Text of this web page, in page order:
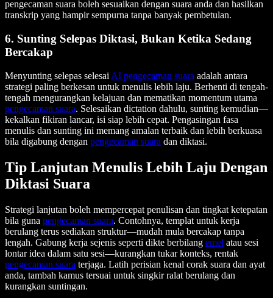
pengecaman suara boleh sesuaikan dengan suara anda dan hasilkan
transkrip yang hampir sempurna tanpa banyak pembetulan.
6. Sunting Selepas Diktasi, Bukan Ketika Sedang
Bercakap
Menyunting selepas selesai AI pengecaman suara adalah antara
strategi paling berkesan untuk menulis lebih laju. Berhenti di tengah-
tengah mengurangkan kelajuan dan mematikan momentum utama
pengecaman suara. Selesaikan dictation dahulu, sunting kemudian—
kekalkan fikiran lancar, isi siap lebih cepat. Pengasingan fasa
menulis dan sunting ini memang amalan terbaik dan lebih berkuasa
bila digabung dengan pengecaman suara dan diktasi.
Tip Lanjutan Menulis Lebih Laju Dengan
Diktasi Suara
Strategi lanjutan boleh mempercepat penulisan dan tingkat ketepatan
bila guna pengecaman suara. Contohnya, templat untuk kerja
berulang terus sediakan struktur—mudah mula bercakap tanpa
lengah. Gabung kerja sejenis seperti dikte berbilang emel atau sesi
lontar idea dalam satu sesi—kurangkan tukar konteks, rentak
pengecaman suara terjaga. Latih perisian kenal corak suara dan ayat
anda, tambah kamus tersuai untuk singkir ralat berulang dan
kurangkan suntingan.